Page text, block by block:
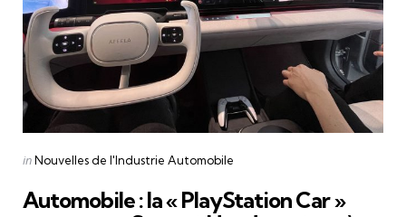
Categories
Posted
inNouvelles de l'Industrie Automobile
Automobile : la « PlayStation Car »